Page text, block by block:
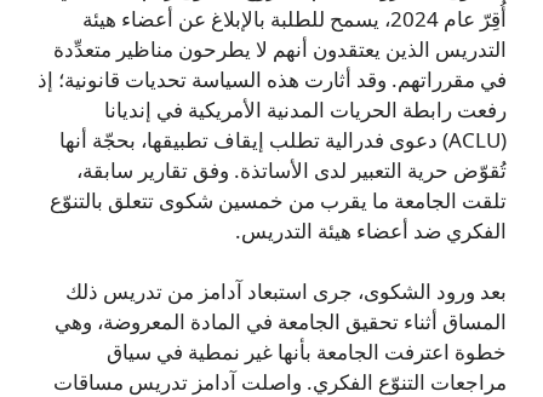
أُقِرّ عام 2024، يسمح للطلبة بالإبلاغ عن أعضاء هيئة
التدريس الذين يعتقدون أنهم لا يطرحون مناظير متعدِّدة
في مقرراتهم. وقد أثارت هذه السياسة تحديات قانونية؛ إذ
رفعت رابطة الحريات المدنية الأمريكية في إنديانا
(ACLU) دعوى فدرالية تطلب إيقاف تطبيقها، بحجّة أنها
تُقوّض حرية التعبير لدى الأساتذة. وفق تقارير سابقة،
تلقت الجامعة ما يقرب من خمسين شكوى تتعلق بالتنوّع
الفكري ضد أعضاء هيئة التدريس.
بعد ورود الشكوى، جرى استبعاد آدامز من تدريس ذلك
المساق أثناء تحقيق الجامعة في المادة المعروضة، وهي
خطوة اعترفت الجامعة بأنها غير نمطية في سياق
مراجعات التنوّع الفكري. واصلت آدامز تدريس مساقات